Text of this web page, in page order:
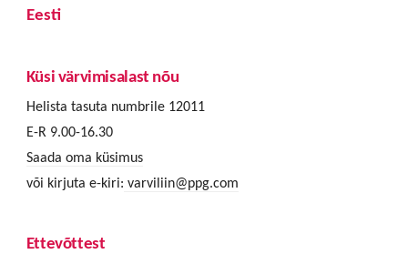
Eesti
Küsi värvimisalast nõu
Helista tasuta numbrile 12011
E-R 9.00-16.30
Saada oma küsimus
või kirjuta e-kiri: varviliin@ppg.com
Ettevõttest